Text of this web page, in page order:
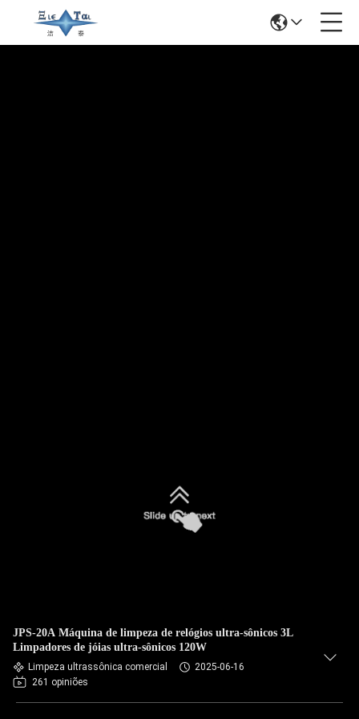
JPS-20A Máquina de limpeza de relógios ultra-sônicos 3L
Limpadores de jóias ultra-sônicos 120W
Limpeza ultrassônica comercial
2025-06-16
261 opiniões